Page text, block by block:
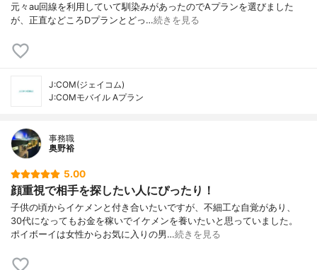
元々au回線を利用していて馴染みがあったのでAプランを選びました
が、正直などころDプランとどっ…続きを見る
J:COM(ジェイコム)
J:COMモバイル Aプラン
事務職
奥野裕
5.00
顔重視で相手を探したい人にぴったり！
子供の頃からイケメンと付き合いたいですが、不細工な自覚があり、
30代になってもお金を稼いでイケメンを養いたいと思っていました。
ポイボーイは女性からお気に入りの男…続きを見る